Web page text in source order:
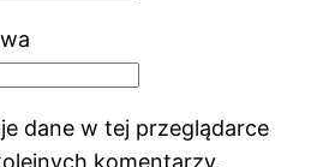
dane w tej przeglądarce
komentarzy.